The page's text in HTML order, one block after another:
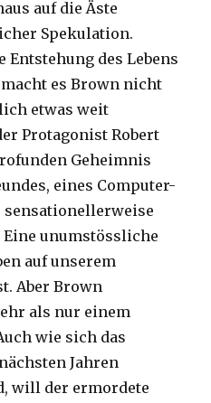
auf die Äste
Spekulation.
Entstehung des Lebens
es Brown nicht
etwas weit
Protagonist Robert
Geheimnis
eines Computer-
sensationellerweise
unumstössliche
auf unserem
Aber Brown
als nur einem
wie sich das
Jahren
will der ermordete